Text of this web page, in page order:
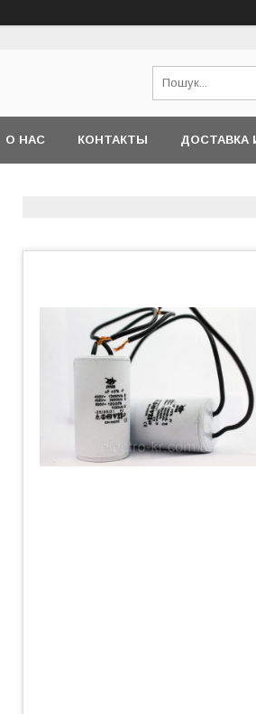
О НАС КОНТАКТЫ ДОСТАВКА